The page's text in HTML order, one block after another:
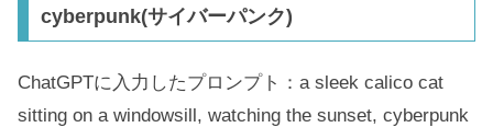
cyberpunk(サイバーパンク)
ChatGPTに入力したプロンプト：a sleek calico cat
sitting on a windowsill, watching the sunset, cyberpunk